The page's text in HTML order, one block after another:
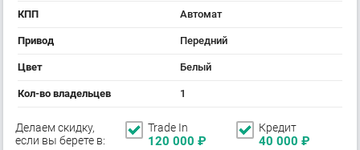
КПП Автомат
Привод Передний
Цвет Белый
Кол-во владельцев 1
Делаем скидку,
если вы берете в:
Trade In
120 000 ₽
Кредит
40 000 ₽